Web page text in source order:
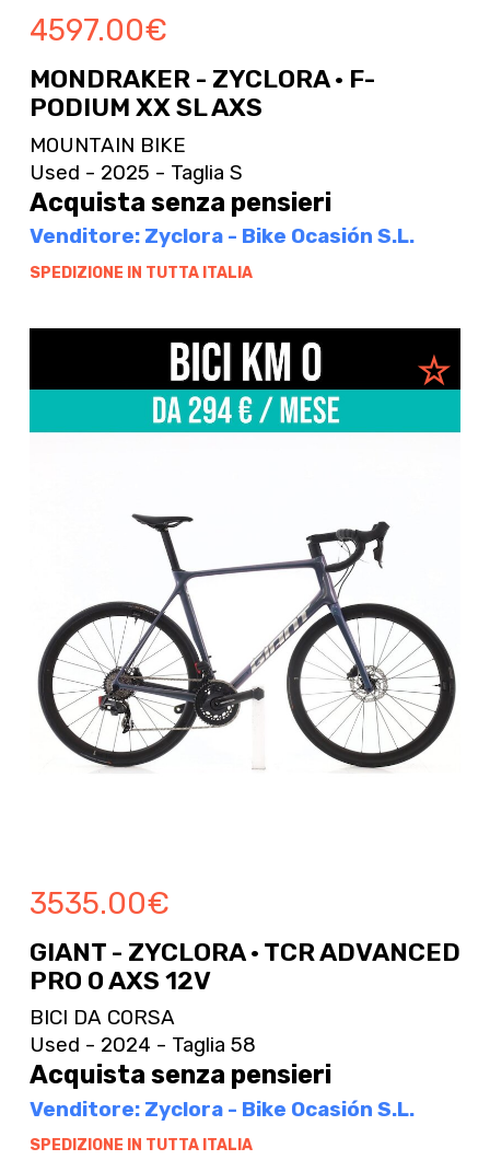
4597.00€
MONDRAKER - ZYCLORA · F-
PODIUM XX SL AXS
MOUNTAIN BIKE
Used - 2025 - Taglia S
Acquista senza pensieri
Venditore: Zyclora - Bike Ocasión S.L.
SPEDIZIONE IN TUTTA ITALIA
3535.00€
GIANT - ZYCLORA · TCR ADVANCED
PRO 0 AXS 12V
BICI DA CORSA
Used - 2024 - Taglia 58
Acquista senza pensieri
Venditore: Zyclora - Bike Ocasión S.L.
SPEDIZIONE IN TUTTA ITALIA